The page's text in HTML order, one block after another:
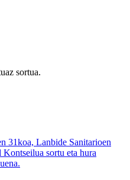
sortua.
31koa, Lanbide Sanitarioen
sortu eta hura